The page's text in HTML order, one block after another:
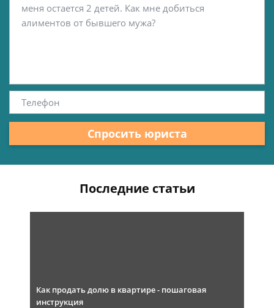
Спросить юриста
Последние статьи
Как продать долю в квартире - пошаговая
инструкция